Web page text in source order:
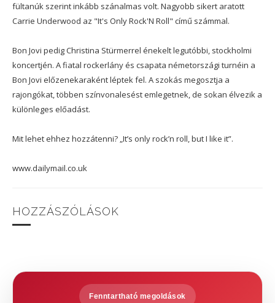
fültanúk szerint inkább szánalmas volt. Nagyobb sikert aratott
Carrie Underwood az "It's Only Rock'N Roll" című számmal.
Bon Jovi pedig Christina Stürmerrel énekelt legutóbbi, stockholmi
koncertjén. A fiatal rockerlány és csapata németországi turnéin a
Bon Jovi előzenekaraként léptek fel. A szokás megosztja a
rajongókat, többen színvonalesést emlegetnek, de sokan élvezik a
különleges előadást.
Mit lehet ehhez hozzátenni? „It’s only rock’n roll, but I like it”.
www.dailymail.co.uk
HOZZÁSZÓLÁSOK
Fenntartható megoldások